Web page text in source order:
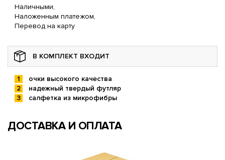
Наличными,
Наложенным платежом,
Перевод на карту
В КОМПЛЕКТ ВХОДИТ
очки высокого качества
надежный твердый футляр
салфетка из микрофибры
ДОСТАВКА И ОПЛАТА